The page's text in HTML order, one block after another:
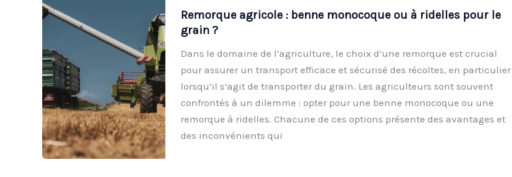
Remorque agricole : benne monocoque ou à ridelles pour le
grain ?
Dans le domaine de l’agriculture, le choix d’une remorque est crucial
pour assurer un transport efficace et sécurisé des récoltes, en particulier
lorsqu’il s’agit de transporter du grain. Les agriculteurs sont souvent
confrontés à un dilemme : opter pour une benne monocoque ou une
remorque à ridelles. Chacune de ces options présente des avantages et
des inconvénients qui